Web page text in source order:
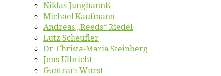
Ni­klas Junghannß
Mi­cha­el Kaufmann
An­dre­as „Reeds“ Riedel
Lutz Scheuf­ler
Dr. Chris­­ta-Ma­ria Steinberg
Jens Ulb­richt
Gun­tram Wurst